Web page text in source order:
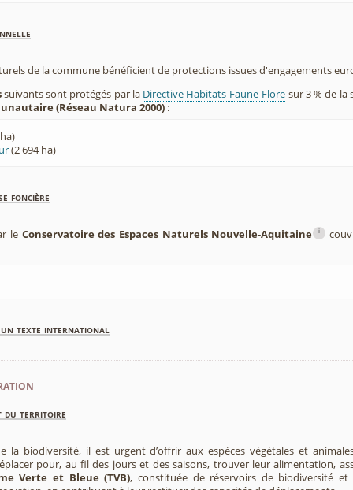
de la commune bénéficient de protections issues d'engagements
suivants sont protégés par la Directive Habitats-Faune-Flore sur 3 % de la
(Réseau Natura 2000) :
(2 694 ha)
foncière
le Conservatoire des Espaces Naturels Nouvelle-Aquitaine i
texte international
du territoire
la biodiversité, il est urgent d’offrir aux espèces végétales et
pour, au fil des jours et des saisons, trouver leur alimentation,
Verte et Bleue (TVB), constituée de réservoirs de biodiversité